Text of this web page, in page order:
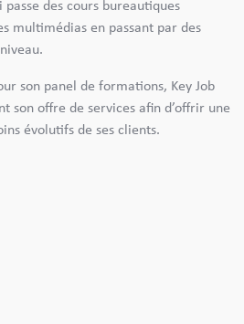
des cours bureautiques
multimédias en passant par des
son panel de formations, Key Job
son offre de services afin d’offrir une
évolutifs de ses clients.